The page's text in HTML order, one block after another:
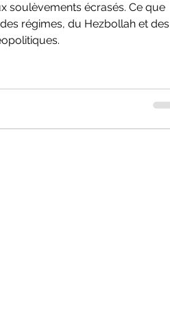
soulèvements écrasés. Ce que
régimes, du Hezbollah et des